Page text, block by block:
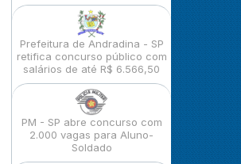
Prefeitura de Andradina - SP
retifica concurso público com
salários de até R$ 6.566,50
PM - SP abre concurso com
2.000 vagas para Aluno-
Soldado